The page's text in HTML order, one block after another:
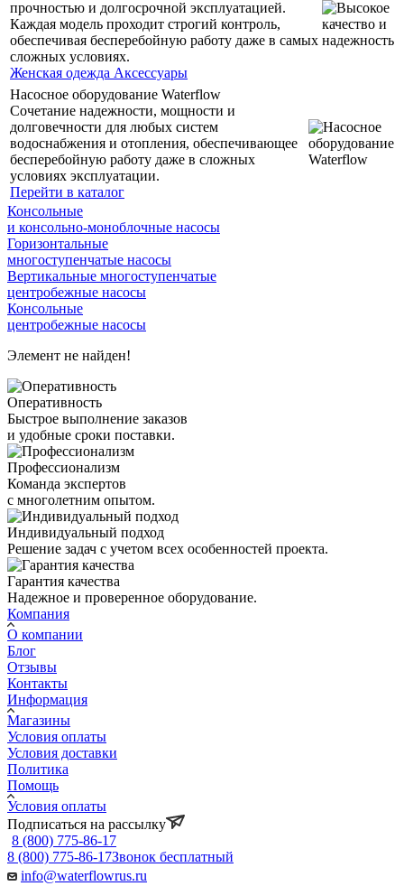
прочностью и долгосрочной эксплуатацией.
Каждая модель проходит строгий контроль,
обеспечивая бесперебойную работу даже в самых
сложных условиях.
Женская одежда Аксессуары
Насосное оборудование Waterflow
Сочетание надежности, мощности и
долговечности для любых систем
водоснабжения и отопления, обеспечивающее
бесперебойную работу даже в сложных
условиях эксплуатации.
Перейти в каталог
Консольные
и консольно-моноблочные насосы
Горизонтальные
многоступенчатые насосы
Вертикальные многоступенчатые
центробежные насосы
Консольные
центробежные насосы
Элемент не найден!
Оперативность
Быстрое выполнение заказов
и удобные сроки поставки.
Профессионализм
Команда экспертов
с многолетним опытом.
Индивидуальный подход
Решение задач с учетом всех особенностей проекта.
Гарантия качества
Надежное и проверенное оборудование.
Компания
О компании
Блог
Отзывы
Контакты
Информация
Магазины
Условия оплаты
Условия доставки
Политика
Помощь
Условия оплаты
Подписаться на рассылку
8 (800) 775-86-17
8 (800) 775-86-17Звонок бесплатный
info@waterflowrus.ru